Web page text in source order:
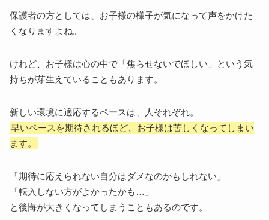
保護者の方としては、お子様の様子が気になって声をかけた
くなりますよね。
けれど、お子様は心の中で「焦らせないでほしい」という気
持ちが芽生えていることもあります。
新しい環境に適応するペースは、人それぞれ。
早いペースを期待されるほど、お子様は苦しくなってしまい
ます。
「期待に応えられない自分はダメなのかもしれない」
「転入しない方がよかったかも…」
と後悔が大きくなってしまうこともあるのです。